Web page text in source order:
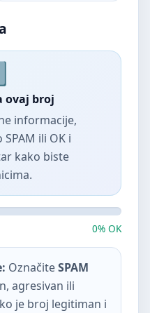
ovaj broj
informacije,
ili OK i
kako biste
0% OK
OznačiteSPAM
agresivan ili
je broj legitiman i